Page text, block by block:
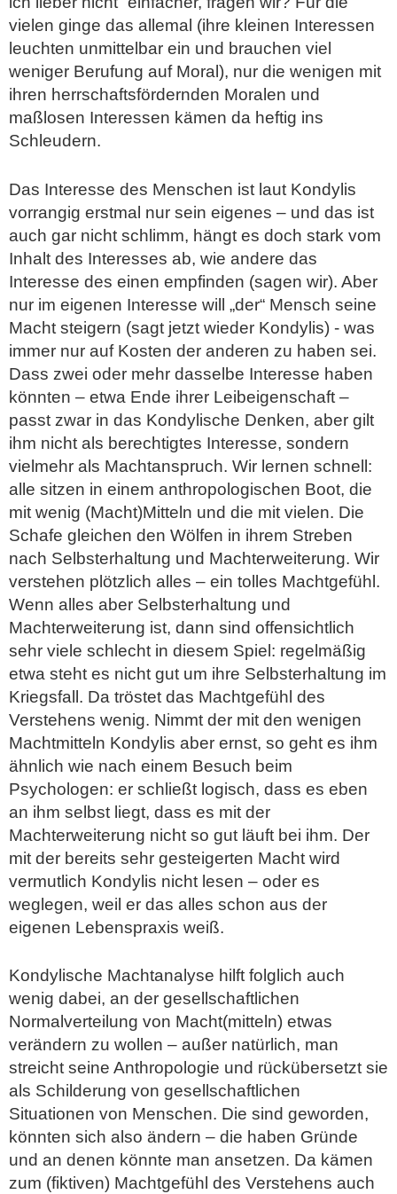
vielen ginge das allemal (ihre kleinen Interessen
leuchten unmittelbar ein und brauchen viel
weniger Berufung auf Moral), nur die wenigen mit
ihren herrschaftsfördernden Moralen und
maßlosen Interessen kämen da heftig ins
Schleudern.
Das Interesse des Menschen ist laut Kondylis
vorrangig erstmal nur sein eigenes – und das ist
auch gar nicht schlimm, hängt es doch stark vom
Inhalt des Interesses ab, wie andere das
Interesse des einen empfinden (sagen wir). Aber
nur im eigenen Interesse will „der“ Mensch seine
Macht steigern (sagt jetzt wieder Kondylis) - was
immer nur auf Kosten der anderen zu haben sei.
Dass zwei oder mehr dasselbe Interesse haben
könnten – etwa Ende ihrer Leibeigenschaft –
passt zwar in das Kondylische Denken, aber gilt
ihm nicht als berechtigtes Interesse, sondern
vielmehr als Machtanspruch. Wir lernen schnell:
alle sitzen in einem anthropologischen Boot, die
mit wenig (Macht)Mitteln und die mit vielen. Die
Schafe gleichen den Wölfen in ihrem Streben
nach Selbsterhaltung und Machterweiterung. Wir
verstehen plötzlich alles – ein tolles Machtgefühl.
Wenn alles aber Selbsterhaltung und
Machterweiterung ist, dann sind offensichtlich
sehr viele schlecht in diesem Spiel: regelmäßig
etwa steht es nicht gut um ihre Selbsterhaltung im
Kriegsfall. Da tröstet das Machtgefühl des
Verstehens wenig. Nimmt der mit den wenigen
Machtmitteln Kondylis aber ernst, so geht es ihm
ähnlich wie nach einem Besuch beim
Psychologen: er schließt logisch, dass es eben
an ihm selbst liegt, dass es mit der
Machterweiterung nicht so gut läuft bei ihm. Der
mit der bereits sehr gesteigerten Macht wird
vermutlich Kondylis nicht lesen – oder es
weglegen, weil er das alles schon aus der
eigenen Lebenspraxis weiß.
Kondylische Machtanalyse hilft folglich auch
wenig dabei, an der gesellschaftlichen
Normalverteilung von Macht(mitteln) etwas
verändern zu wollen – außer natürlich, man
streicht seine Anthropologie und rückübersetzt sie
als Schilderung von gesellschaftlichen
Situationen von Menschen. Die sind geworden,
könnten sich also ändern – die haben Gründe
und an denen könnte man ansetzen. Da kämen
zum (fiktiven) Machtgefühl des Verstehens auch